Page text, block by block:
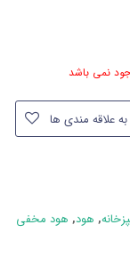
نمی باشد
به علاقه مندی ها
, هود, هود مخفی